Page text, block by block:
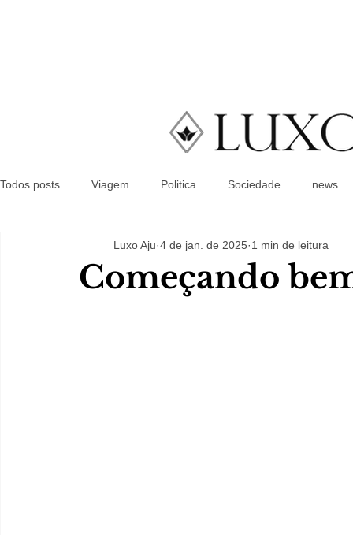
Todos posts Viagem Politica Sociedade news
Começando
Luxo Aju 4 de jan. de 2025 1 min de leitura